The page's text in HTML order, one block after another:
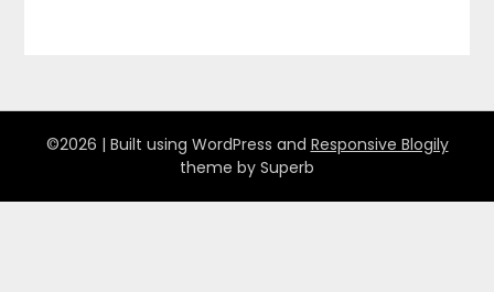
©2026 | Built using WordPress and Responsive Blogily
theme by Superb